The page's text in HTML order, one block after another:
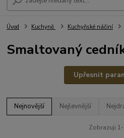
Úvod Kuchyně Kuchyňské náčiní
Smaltovaný
Upřesnit
Nejnovější Nejlevnější
Zobrazuji 1-